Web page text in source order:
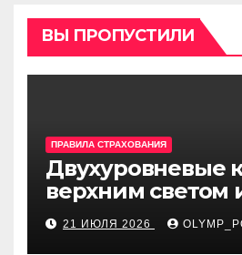
ВЫ ПРОПУСТИЛИ
ПРАВИЛА СТРАХОВАНИЯ
Двухуровневые
верхним светом
в готовом жилом
комплексе
21 ИЮЛЯ 2026